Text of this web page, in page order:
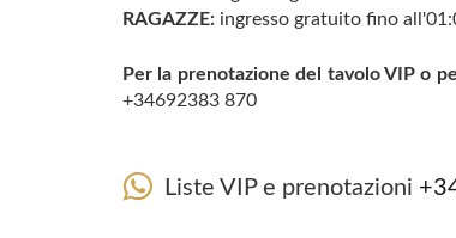
RAGAZZE: ingresso gratuito fino
Per la prenotazione del tavolo VIP o
+34692383 870
Liste VIP e prenotazioni